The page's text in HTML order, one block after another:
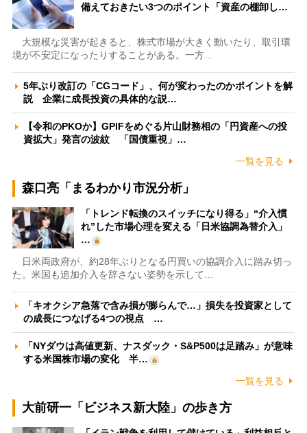
備えておきたい3つのポイント「資産の棚卸し…
大規模な災害が起きると、株式市場が大きく動いたり、取引環
境が不安定になったりすることがある。一方…
5年ぶり改訂の「CGコード」、何が変わったのかポイントを解
説 企業に成長投資の具体的な説…
【令和のPKOか】GPIFをめぐる片山財務相の「円資産への投
資拡大」発言の波紋 「国債重視」…
一覧を見る
森口亮「まるわかり市況分析」
「トレンド転換のスイッチになり得る」“介入慣
れ”した市場心理を変える「日米協調為替介入」
…
日米両政府が、約28年ぶりとなる円買いの協調介入に踏み切っ
た。米国も追加介入を辞さない姿勢を示して…
「キオクシア急落で含み損が膨らんで…」損失を投資家として
の成長につなげる4つの視点 …
「NYダウは高値更新、ナスダック・S&P500は足踏み」が意味
する米国株市場の変化 半…
一覧を見る
大前研一「ビジネス新大陸」の歩き方